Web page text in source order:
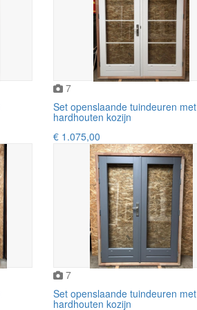
7
Set openslaande tuindeuren met
hardhouten kozijn
€ 1.075,00
7
Set openslaande tuindeuren met
hardhouten kozijn